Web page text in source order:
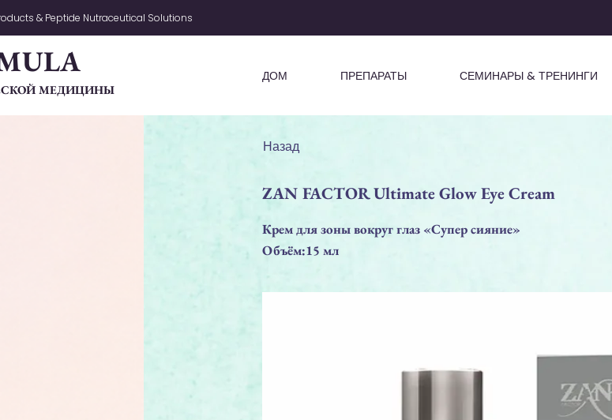
& Peptide Nutraceutical Solutions
МЕДИЦИНЫ
ДОМ ПРЕПАРАТЫ СЕМИНАРЫ & ТРЕНИНГИ
Назад
ZAN FACTOR Ultimate Glow Eye Cream
Крем для зоны вокруг глаз «Супер сияние»
Объём:15 мл